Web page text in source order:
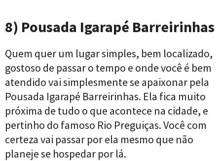
8) Pousada Igarapé Barreirinhas
Quem quer um lugar simples, bem localizado,
gostoso de passar o tempo e onde você é bem
atendido vai simplesmente se apaixonar pela
Pousada Igarapé Barreirinhas. Ela fica muito
próxima de tudo o que acontece na cidade, e
pertinho do famoso Rio Preguiças. Você com
certeza vai passar por ela mesmo que não
planeje se hospedar por lá.